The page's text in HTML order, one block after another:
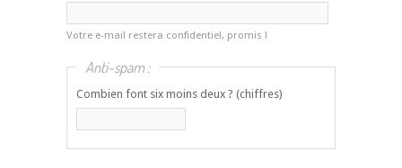
Votre e-mail restera confidentiel, promis !
Anti-spam :
Combien font six moins deux ? (chiffres)